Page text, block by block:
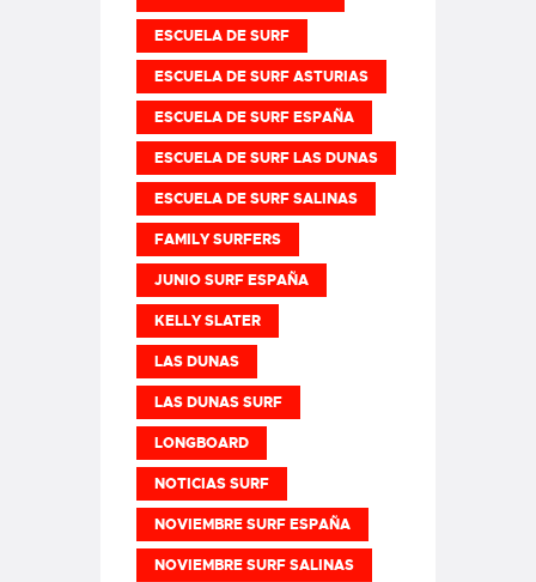
ESCUELA DE SURF
ESCUELA DE SURF ASTURIAS
ESCUELA DE SURF ESPAÑA
ESCUELA DE SURF LAS DUNAS
ESCUELA DE SURF SALINAS
FAMILY SURFERS
JUNIO SURF ESPAÑA
KELLY SLATER
LAS DUNAS
LAS DUNAS SURF
LONGBOARD
NOTICIAS SURF
NOVIEMBRE SURF ESPAÑA
NOVIEMBRE SURF SALINAS